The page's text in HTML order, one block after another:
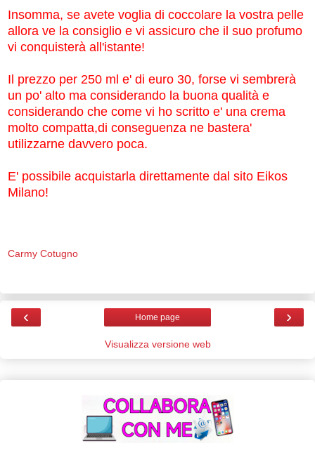
Insomma, se avete voglia di coccolare la vostra pelle
allora ve la consiglio e vi assicuro che il suo profumo
vi conquisterà all'istante!
Il prezzo per 250 ml e' di euro 30, forse vi sembrerà
un po' alto ma considerando la buona qualità e
considerando che come vi ho scritto e' una crema
molto compatta,di conseguenza ne bastera'
utilizzarne davvero poca.
E' possibile acquistarla direttamente dal sito Eikos
Milano!
Carmy Cotugno
‹ ›
Home page
Visualizza versione web